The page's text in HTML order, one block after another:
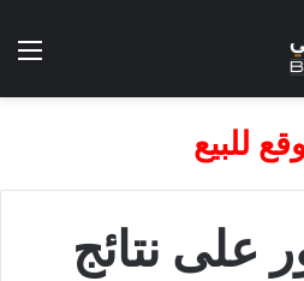
للبيع
على نتائج